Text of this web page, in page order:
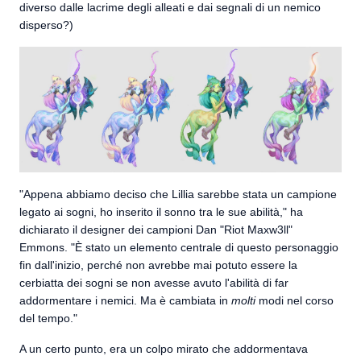
diverso dalle lacrime degli alleati e dai segnali di un nemico
disperso?)
"Appena abbiamo deciso che Lillia sarebbe stata un campione
legato ai sogni, ho inserito il sonno tra le sue abilità," ha
dichiarato il designer dei campioni Dan "Riot Maxw3ll"
Emmons. "È stato un elemento centrale di questo personaggio
fin dall'inizio, perché non avrebbe mai potuto essere la
cerbiatta dei sogni se non avesse avuto l'abilità di far
addormentare i nemici. Ma è cambiata in molti modi nel corso
del tempo."
A un certo punto, era un colpo mirato che addormentava